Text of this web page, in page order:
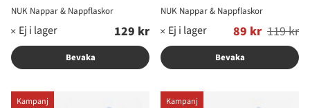
NUK Nappar & Nappflaskor
129 kr
Bevaka
NUK Nappar & Nappflaskor
89 kr
Ordinarie pris: 119 kr
Bevaka
Kampanj Kampanj